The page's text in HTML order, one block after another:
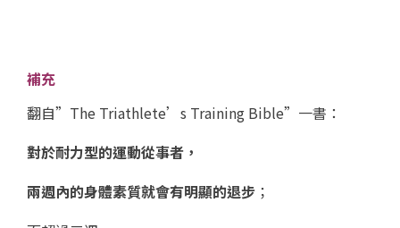
補充
翻自”The Triathlete’s Training Bible”一書：
對於耐力型的運動從事者，
兩週內的身體素質就會有明顯的退步 ；